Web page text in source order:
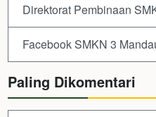
Direktorat Pembinaan
Facebook SMKN 3
Paling Dikomentari